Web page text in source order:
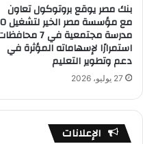
بنك مصر يوقع بروتوكول تعاون
مع مؤسسة
مدرسة مجتمعية في 7
استمرارًا لإسهاماته المؤثرة في
دعم وتطوير التعليم
27 يوليو، 2026
الإعلانات